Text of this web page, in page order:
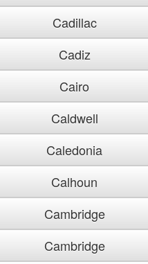
Cadillac
Cadiz
Cairo
Caldwell
Caledonia
Calhoun
Cambridge
Cambridge